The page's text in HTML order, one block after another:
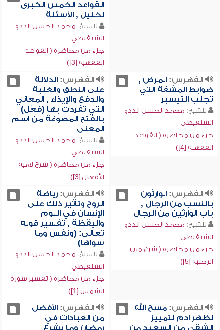
القواعد الخمس الكبرى
لخليل , الأسئلة
للشيخ: محمد الحسن الددو
الشنقيطي
جزء من محاضرة ( القواعد
الفقهية [3])
الفهرس:المرض ,
ضوابط المشقة التي
تجلب التيسير
للشيخ: محمد الحسن الددو
الشنقيطي
جزء من محاضرة ( القواعد
الفقهية [4])
الفهرس:الدلالة
على النطق والغلبة
والدفع والإيذاء , المعاني
التي تفردت بها (فعَل)
بالفتح المصوغة من اسم
المعنى
للشيخ: محمد الحسن الددو
الشنقيطي
جزء من محاضرة ( شرح لامية
الأفعال [3])
الفهرس:الوارثون
بالنسب من الرجال ,
باب الوارثين من الرجال
للشيخ: محمد الحسن الددو
الشنقيطي
جزء من محاضرة ( شرح متن
الرحبية [5])
الفهرس:رياضة
الروح وتأثير ذلك على
الإنسان في النوم
واليقظة , تفسير قوله
تعالى: (ونفس وما
سواها)
للشيخ: محمد الحسن الددو
الشنقيطي
جزء من محاضرة ( تفسير سورة
الشمس [1])
الفهرس:مسح الله
لظهر آدم لتمييز
الشقي من السعيد من
الفهرس:الأفضل
من العبادات في
رمضان وما يشرع